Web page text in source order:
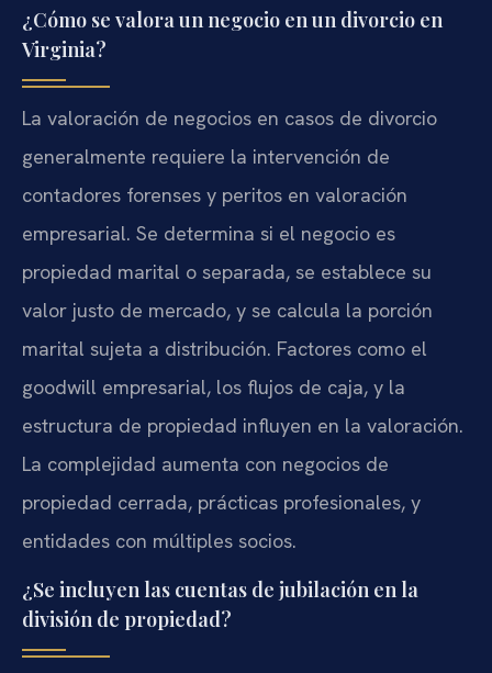
¿Cómo se valora un negocio en un divorcio en
Virginia?
La valoración de negocios en casos de divorcio
generalmente requiere la intervención de
contadores forenses y peritos en valoración
empresarial. Se determina si el negocio es
propiedad marital o separada, se establece su
valor justo de mercado, y se calcula la porción
marital sujeta a distribución. Factores como el
goodwill empresarial, los flujos de caja, y la
estructura de propiedad influyen en la valoración.
La complejidad aumenta con negocios de
propiedad cerrada, prácticas profesionales, y
entidades con múltiples socios.
¿Se incluyen las cuentas de jubilación en la
división de propiedad?